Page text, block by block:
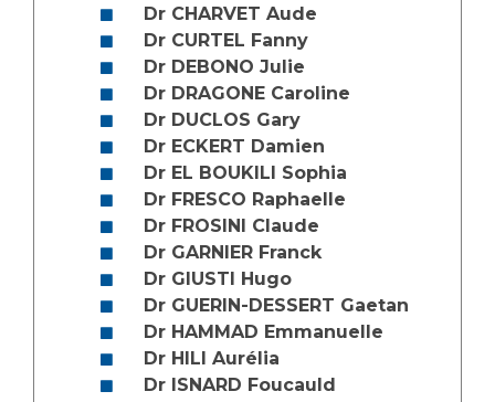
Cancer
Médecine nucléaire
Maladies rares
Maternité Hôpital Nord
Cancérologie
Les pôles d'activité médicale
Anatomie et Cytologie Pathologiques
Adresser un examen au Laboratoire d'Infectiologie
Centres de référence Maladies Rares
Plateforme d'Expertise Maladies Rares
Presse / Multimédia
Communiqués de presse
Dossiers de presse
Médiathèque
Dr CHARVET Aude
Dr CURTEL Fanny
Dr DEBONO Julie
Dr DRAGONE Caroline
Dr DUCLOS Gary
Dr ECKERT Damien
Dr EL BOUKILI Sophia
Dr FRESCO Raphaelle
Dr FROSINI Claude
Dr GARNIER Franck
Dr GIUSTI Hugo
Dr GUERIN-DESSERT Gaetan
Dr HAMMAD Emmanuelle
Dr HILI Aurélia
Dr ISNARD Foucauld